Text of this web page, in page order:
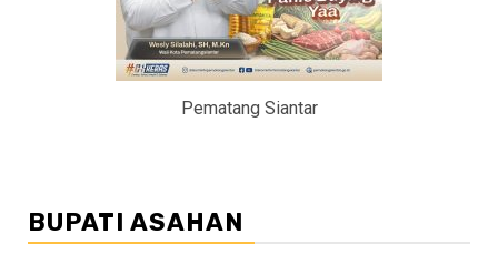
Pematang Siantar
BUPATI ASAHAN